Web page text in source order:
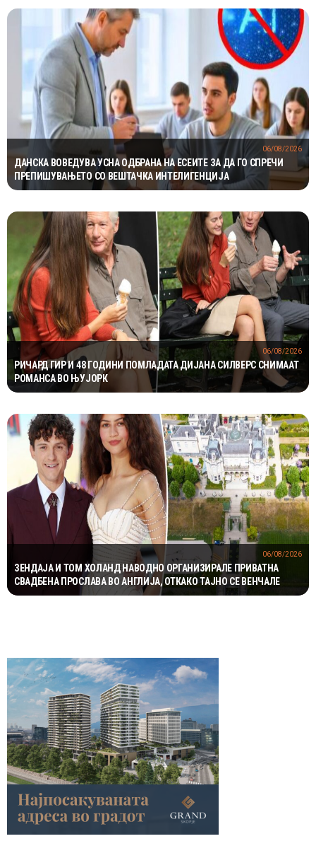
ДАНСКА ВОВЕДУВА УСНА ОДБРАНА НА ЕСЕИТЕ ЗА ДА ГО СПРЕЧИ
ПРЕПИШУВАЊЕТО СО ВЕШТАЧКА ИНТЕЛИГЕНЦИЈА
06/08/2026
РИЧАРД ГИР И 48 ГОДИНИ ПОМЛАДАТА ДИЈАНА СИЛВЕРС СНИМААТ
РОМАНСА ВО ЊУЈОРК
06/08/2026
ЗЕНДАЈА И ТОМ ХОЛАНД НАВОДНО ОРГАНИЗИРАЛЕ ПРИВАТНА
СВАДБЕНА ПРОСЛАВА ВО АНГЛИЈА, ОТКАКО ТАЈНО СЕ ВЕНЧАЛЕ
06/08/2026